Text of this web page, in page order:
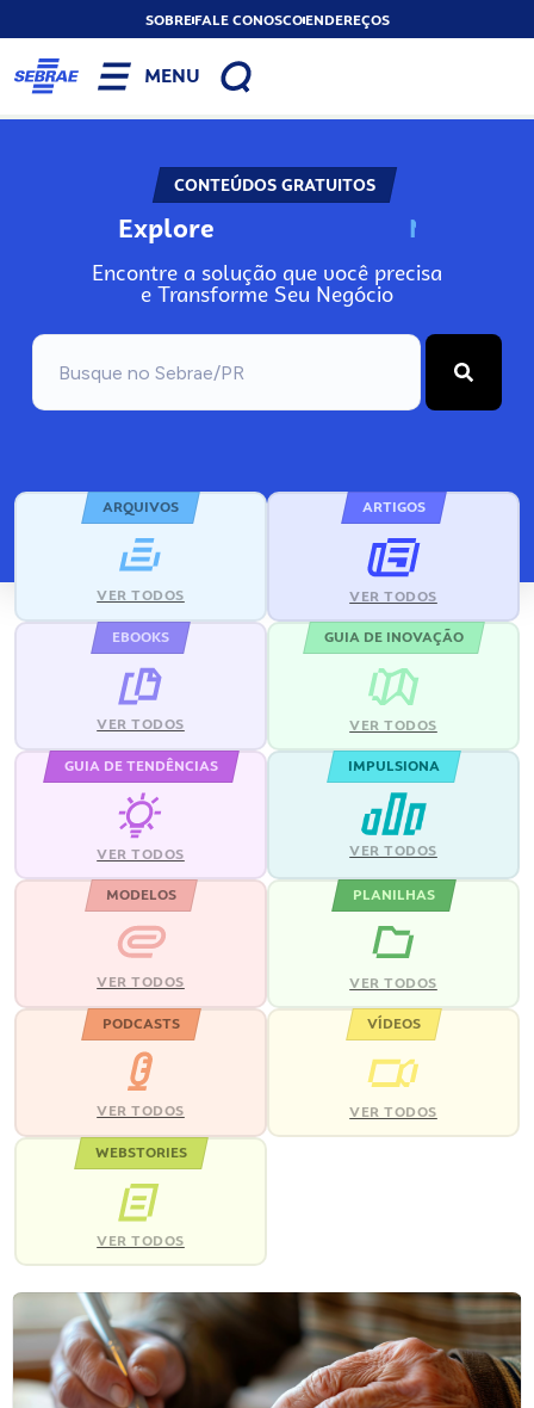
SOBREFALE CONOSCOENDEREÇOS
MENU
CONTEÚDOS GRATUITOS
Explore N
Encontre a solução que você precisa
e Transforme Seu Negócio
ARQUIVOS
VER TODOS
ARTIGOS
VER TODOS
EBOOKS
VER TODOS
GUIA DE INOVAÇÃO
VER TODOS
GUIA DE TENDÊNCIAS
VER TODOS
IMPULSIONA
VER TODOS
MODELOS
VER TODOS
PLANILHAS
VER TODOS
PODCASTS
VER TODOS
VÍDEOS
VER TODOS
WEBSTORIES
VER TODOS